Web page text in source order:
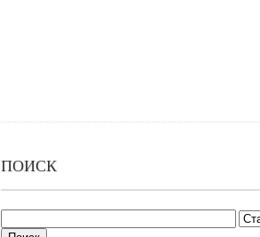
ПОИСК